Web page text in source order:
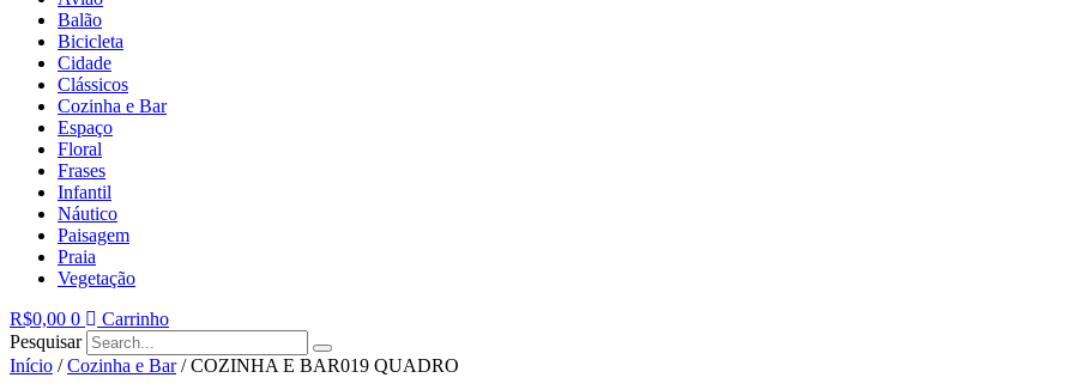
Balão
Bicicleta
Cidade
Clássicos
Cozinha e Bar
Espaço
Floral
Frases
Infantil
Náutico
Paisagem
Praia
Vegetação
R$0,00 0
Carrinho
Pesquisar
Início /Cozinha e Bar/ COZINHA E BAR019 QUADRO